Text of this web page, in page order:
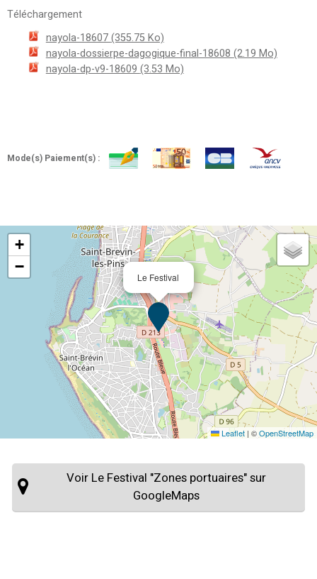
Téléchargement
nayola-18607(355.75 Ko)
nayola-dossierpe-dagogique-final-18608 (2.19 Mo)
nayola-dp-v9-18609 (3.53 Mo)
Mode(s) Paiement(s) :
Le Festival
+
−
Leaflet | ©OpenStreetMap
Voir Le Festival "Zones portuaires" sur
GoogleMaps